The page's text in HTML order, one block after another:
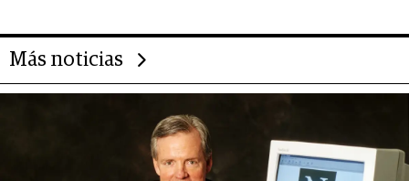
Más noticias